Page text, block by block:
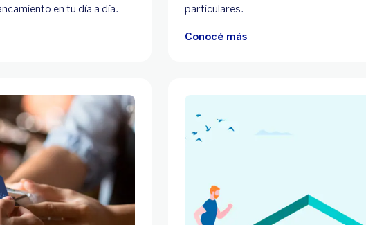
en tu día a día.
particulares.
Conocé más